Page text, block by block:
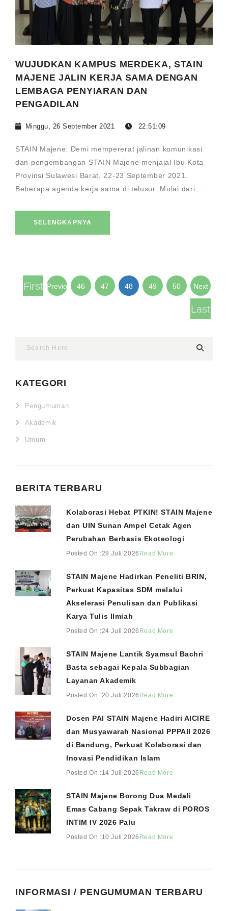
WUJUDKAN KAMPUS MERDEKA, STAIN
MAJENE JALIN KERJA SAMA DENGAN
LEMBAGA PENYIARAN DAN
PENGADILAN
Minggu, 26 September 2021 22:51:09
STAIN Majene: Demi mempererat jalinan komunikasi
dan pengembangan STAIN Majene menjajal Ibu Kota
Provinsi Sulawesi Barat, 22-23 September 2021.
Beberapa agenda kerja sama di telusur. Mulai dari .....
SELENGKAPNYA
First Previous 46 47 48 49 50 Next
Last
KATEGORI
Pengumuman
Akademik
Umum
BERITA TERBARU
Kolaborasi Hebat PTKIN! STAIN Majene
dan UIN Sunan Ampel Cetak Agen
Perubahan Berbasis Ekoteologi
Posted On :28 Juli 2026 Read More
STAIN Majene Hadirkan Peneliti BRIN,
Perkuat Kapasitas SDM melalui
Akselerasi Penulisan dan Publikasi
Karya Tulis Ilmiah
Posted On :24 Juli 2026 Read More
STAIN Majene Lantik Syamsul Bachri
Basta sebagai Kepala Subbagian
Layanan Akademik
Posted On :20 Juli 2026 Read More
Dosen PAI STAIN Majene Hadiri AICIRE
dan Musyawarah Nasional PPPAII 2026
di Bandung, Perkuat Kolaborasi dan
Inovasi Pendidikan Islam
Posted On :14 Juli 2026 Read More
STAIN Majene Borong Dua Medali
Emas Cabang Sepak Takraw di POROS
INTIM IV 2026 Palu
Posted On :10 Juli 2026 Read More
INFORMASI / PENGUMUMAN TERBARU